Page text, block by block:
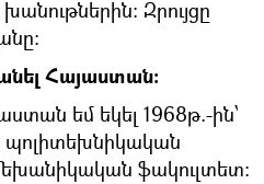
Զրույցը
Հայաստան:
եմ եկել 1968թ.-ին՝
պոլիտեխնիկական
ֆակուլտետ: